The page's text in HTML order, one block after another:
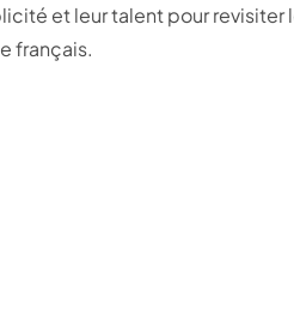
et leur talent pour revisiter
français.